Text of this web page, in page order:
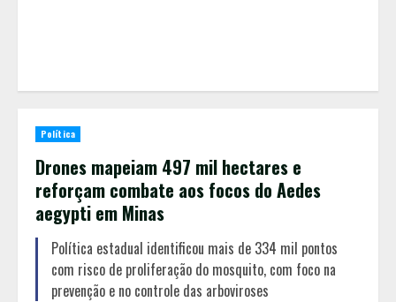
Política
Drones mapeiam 497 mil hectares e
reforçam combate aos focos do Aedes
aegypti em Minas
Política estadual identificou mais de 334 mil pontos
com risco de proliferação do mosquito, com foco na
prevenção e no controle das arboviroses